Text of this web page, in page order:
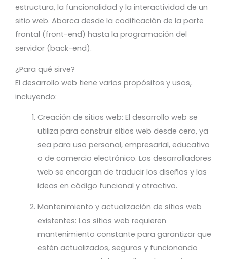
estructura, la funcionalidad y la interactividad de un
sitio web. Abarca desde la codificación de la parte
frontal (front-end) hasta la programación del
servidor (back-end).
¿Para qué sirve?
El desarrollo web tiene varios propósitos y usos,
incluyendo:
Creación de sitios web: El desarrollo web se
utiliza para construir sitios web desde cero, ya
sea para uso personal, empresarial, educativo
o de comercio electrónico. Los desarrolladores
web se encargan de traducir los diseños y las
ideas en código funcional y atractivo.
Mantenimiento y actualización de sitios web
existentes: Los sitios web requieren
mantenimiento constante para garantizar que
estén actualizados, seguros y funcionando